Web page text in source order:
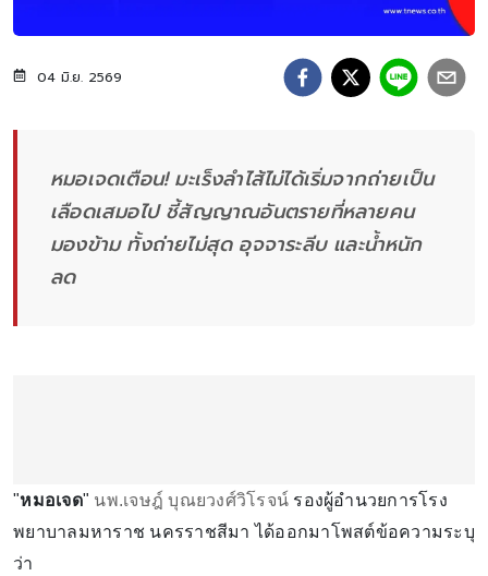
04 มิ.ย. 2569
หมอเจดเตือน! มะเร็งลำไส้ไม่ได้เริ่มจากถ่ายเป็น
เลือดเสมอไป ชี้สัญญาณอันตรายที่หลายคน
มองข้าม ทั้งถ่ายไม่สุด อุจจาระลีบ และน้ำหนัก
ลด
"หมอเจด" นพ.เจษฎ์ บุณยวงศ์วิโรจน์ รองผู้อำนวยการโรง
พยาบาลมหาราช นครราชสีมา ได้ออกมาโพสต์ข้อความระบุ
ว่า